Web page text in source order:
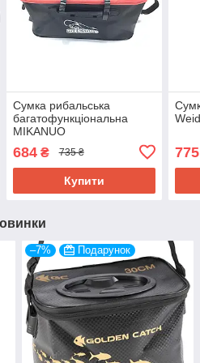
Сумка рибальська
багатофункціональна
MIKANUO
684₴ 735 ₴
Купити
775
–7% Подарунок